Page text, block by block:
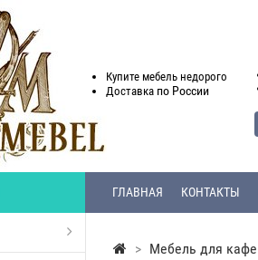
Купите мебель недорого
Доставка по России
ГЛАВНАЯ КОНТАКТЫ
> Мебель для кафе